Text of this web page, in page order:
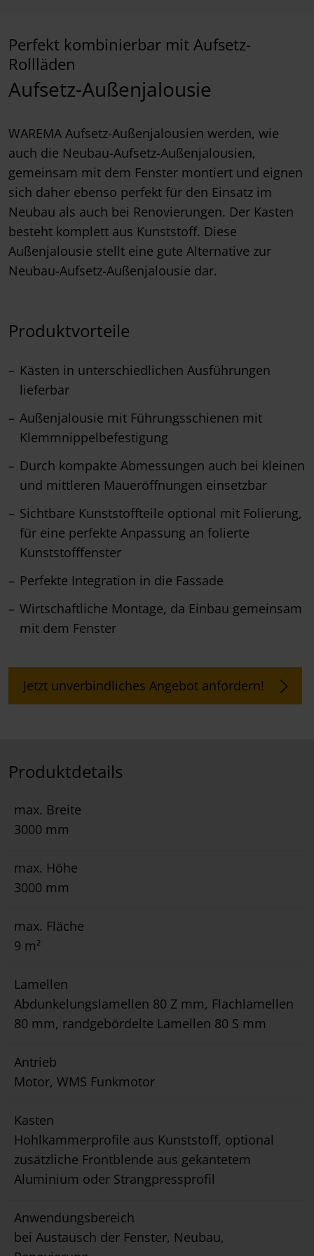
Perfekt kombinierbar mit Aufsetz-
Rollläden
Aufsetz-Außenjalousie
WAREMA Aufsetz-Außenjalousien werden, wie
auch die Neubau-Aufsetz-Außenjalousien,
gemeinsam mit dem Fenster montiert und eignen
sich daher ebenso perfekt für den Einsatz im
Neubau als auch bei Renovierungen. Der Kasten
besteht komplett aus Kunststoff. Diese
Außenjalousie stellt eine gute Alternative zur
Neubau-Aufsetz-Außenjalousie dar.
Produktvorteile
Kästen in unterschiedlichen Ausführungen
lieferbar
Außenjalousie mit Führungsschienen mit
Klemmnippelbefestigung
Durch kompakte Abmessungen auch bei kleinen
und mittleren Maueröffnungen einsetzbar
Sichtbare Kunststoffteile optional mit Folierung,
für eine perfekte Anpassung an folierte
Kunststofffenster
Perfekte Integration in die Fassade
Wirtschaftliche Montage, da Einbau gemeinsam
mit dem Fenster
Jetzt unverbindliches Angebot anfordern!
Produktdetails
max. Breite
3000 mm
max. Höhe
3000 mm
max. Fläche
9 m²
Lamellen
Abdunkelungslamellen 80 Z mm, Flachlamellen
80 mm, randgebördelte Lamellen 80 S mm
Antrieb
Motor, WMS Funkmotor
Kasten
Hohlkammerprofile aus Kunststoff, optional
zusätzliche Frontblende aus gekantetem
Aluminium oder Strangpressprofil
Anwendungsbereich
bei Austausch der Fenster, Neubau,